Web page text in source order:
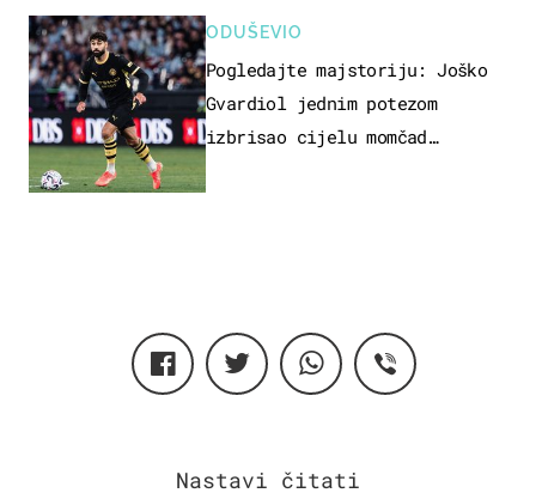
ODUŠEVIO
Pogledajte majstoriju: Joško
Gvardiol jednim potezom
izbrisao cijelu momčad